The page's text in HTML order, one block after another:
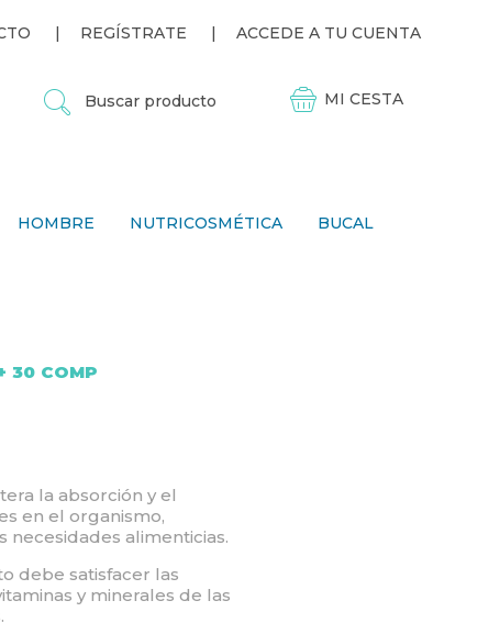
REGÍSTRATE ACCEDE A TU CUENTA
B
U
P
R
HOMBRE NUTRICOSMÉTICA
BUCAL
30 COMP
la absorción y el
en el organismo,
necesidades alimenticias.
debe satisfacer las
y minerales de las